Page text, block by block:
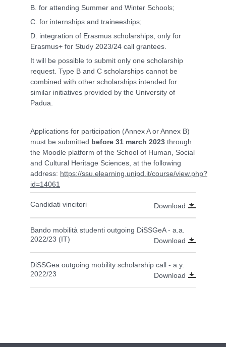
B. for attending Summer and Winter Schools;
C. for internships and traineeships;
D. integration of Erasmus scholarships, only for
Erasmus+ for Study 2023/24 call grantees.
It will be possible to submit only one scholarship
request. Type B and C scholarships cannot be
combined with other scholarships intended for
similar initiatives provided by the University of
Padua.
Applications for participation (Annex A or Annex B)
must be submitted before 31 march 2023 through
the Moodle platform of the School of Human, Social
and Cultural Heritage Sciences, at the following
address: https://ssu.elearning.unipd.it/course/view.php?
id=14061
Candidati vincitori Download
Bando mobilità studenti outgoing DiSSGeA - a.a.
2022/23 (IT)
Download
DiSSGea outgoing mobility scholarship call - a.y.
2022/23
Download